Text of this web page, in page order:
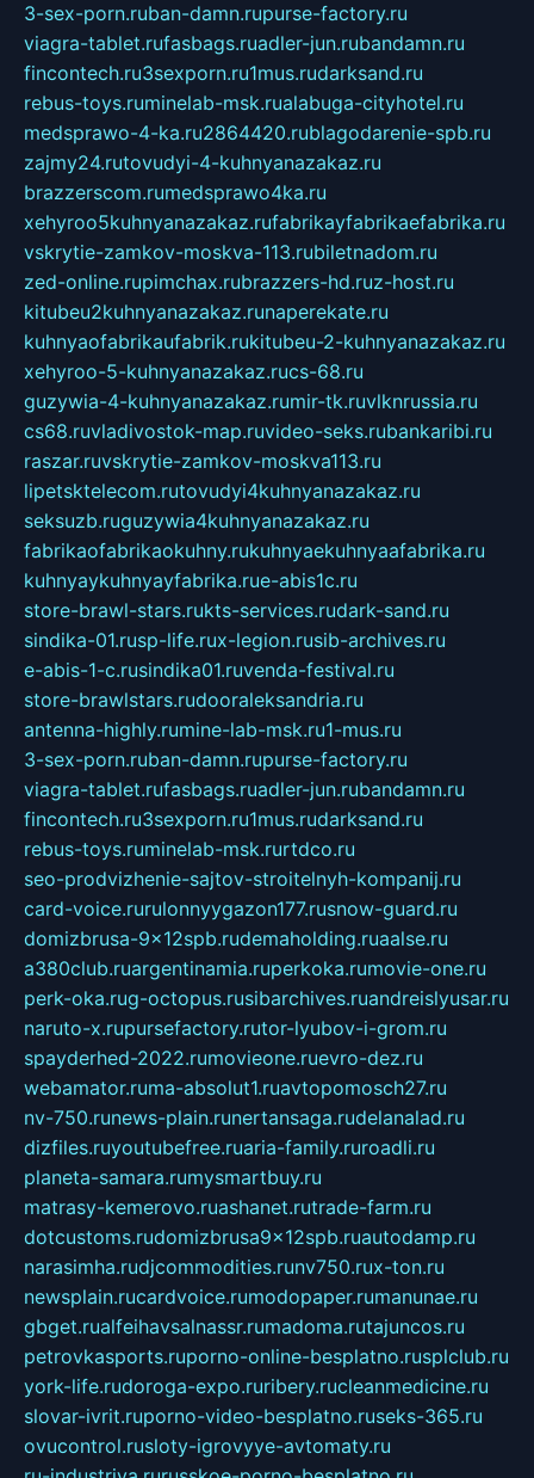
3-sex-porn.ruban-damn.rupurse-factory.ru
viagra-tablet.rufasbags.ruadler-jun.rubandamn.ru
fincontech.ru3sexporn.ru1mus.rudarksand.ru
rebus-toys.ruminelab-msk.rualabuga-cityhotel.ru
medsprawo-4-ka.ru2864420.rublagodarenie-spb.ru
zajmy24.rutovudyi-4-kuhnyanazakaz.ru
brazzerscom.rumedsprawo4ka.ru
xehyroo5kuhnyanazakaz.rufabrikayfabrikaefabrika.ru
vskrytie-zamkov-moskva-113.rubiletnadom.ru
zed-online.rupimchax.rubrazzers-hd.ruz-host.ru
kitubeu2kuhnyanazakaz.runaperekate.ru
kuhnyaofabrikaufabrik.rukitubeu-2-kuhnyanazakaz.ru
xehyroo-5-kuhnyanazakaz.rucs-68.ru
guzywia-4-kuhnyanazakaz.rumir-tk.ruvlknrussia.ru
cs68.ruvladivostok-map.ruvideo-seks.rubankaribi.ru
raszar.ruvskrytie-zamkov-moskva113.ru
lipetsktelecom.rutovudyi4kuhnyanazakaz.ru
seksuzb.ruguzywia4kuhnyanazakaz.ru
fabrikaofabrikaokuhny.rukuhnyaekuhnyaafabrika.ru
kuhnyaykuhnyayfabrika.rue-abis1c.ru
store-brawl-stars.rukts-services.rudark-sand.ru
sindika-01.rusp-life.rux-legion.rusib-archives.ru
e-abis-1-c.rusindika01.ruvenda-festival.ru
store-brawlstars.rudooraleksandria.ru
antenna-highly.rumine-lab-msk.ru1-mus.ru
3-sex-porn.ruban-damn.rupurse-factory.ru
viagra-tablet.rufasbags.ruadler-jun.rubandamn.ru
fincontech.ru3sexporn.ru1mus.rudarksand.ru
rebus-toys.ruminelab-msk.rurtdco.ru
seo-prodvizhenie-sajtov-stroitelnyh-kompanij.ru
card-voice.rurulonnyygazon177.rusnow-guard.ru
domizbrusa-9x12spb.rudemaholding.ruaalse.ru
a380club.ruargentinamia.ruperkoka.rumovie-one.ru
perk-oka.rug-octopus.rusibarchives.ruandreislyusar.ru
naruto-x.rupursefactory.rutor-lyubov-i-grom.ru
spayderhed-2022.rumovieone.ruevro-dez.ru
webamator.ruma-absolut1.ruavtopomosch27.ru
nv-750.runews-plain.runertansaga.rudelanalad.ru
dizfiles.ruyoutubefree.ruaria-family.ruroadli.ru
planeta-samara.rumysmartbuy.ru
matrasy-kemerovo.ruashanet.rutrade-farm.ru
dotcustoms.rudomizbrusa9x12spb.ruautodamp.ru
narasimha.rudjcommodities.runv750.rux-ton.ru
newsplain.rucardvoice.rumodopaper.rumanunae.ru
gbget.rualfeihavsalnassr.rumadoma.rutajuncos.ru
petrovkasports.ruporno-online-besplatno.rusplclub.ru
york-life.rudoroga-expo.ruribery.rucleanmedicine.ru
slovar-ivrit.ruporno-video-besplatno.ruseks-365.ru
ovucontrol.rusloty-igrovyye-avtomaty.ru